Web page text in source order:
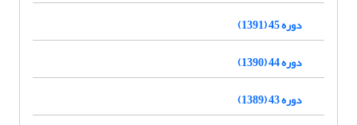
دوره 45 (1391)
دوره 44 (1390)
دوره 43 (1389)